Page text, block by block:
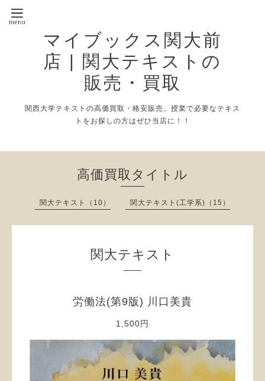
マイブックス関大前
店 | 関大テキストの
販売・買取
関西大学テキストの高価買取・格安販売。授業で必要なテキス
トをお探しの方はぜひ当店に！！
高価買取タイトル
関大テキスト（10） 関大テキスト(工学系)（15）
関大テキスト
労働法(第9版) 川口美貴
1,500円